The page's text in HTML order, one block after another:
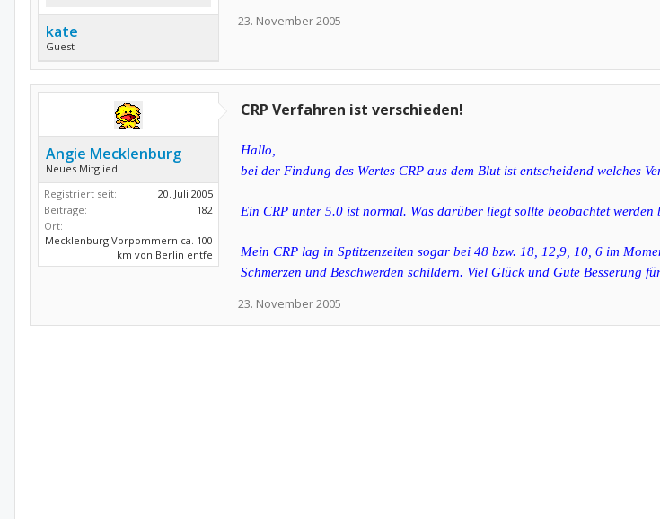
kate
Guest
23. November 2005
Angie Mecklenburg
Neues Mitglied
Registriert seit:
20. Juli 2005
Beiträge:
182
Ort:
Mecklenburg Vorpommern ca. 100
km von Berlin entfe
CRP Verfahren ist verschieden!
Hallo,
bei der Findung des Wertes CRP aus dem Blut ist entscheidend welches
Ein CRP unter 5.0 ist normal. Was darüber liegt sollte beobachtet
Mein CRP lag in Sptitzenzeiten sogar bei 48 bzw. 18, 12,9, 10, 6 im
Schmerzen und Beschwerden schildern. Viel Glück und Gute Besserung
23. November 2005